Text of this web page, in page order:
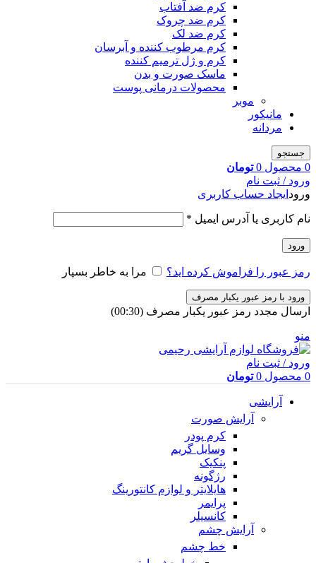
کرم ضد آفتاب
کرم ضد چروک
کرم ضد لک
کرم مرطوب کننده و آبرسان
کرم و ژل ترمیم کننده
ماسک صورت و بدن
محصولات درمانی پوست
موبر
مانیکور
مردانه
جستجو
0 محصول 0 تومان
ورود / ثبت نام
ورود ایجاد حساب کاربری
نام کاربری یا آدرس ایمیل *
ورود
رمز عبور را فراموش کرده اید؟ مرا به خاطر بسپار
ورود با رمز عبور یکبار مصرف
ارسال مجدد رمز عبور یکبار مصرف (00:
30
)
منو
ورود / ثبت نام
0 محصول 0 تومان
آرایشی
آرایش صورت
کرم پودر
وسایل گریم
پنکیک
رژگونه
هایلایتر و لوازم کانتورینگ
پرایمر
کانسیلر
آرایش چشم
خط چشم